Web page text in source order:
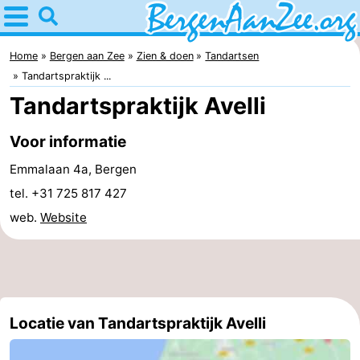
Home
Bergen
aan
Tips
kinderen
Bergen
Schoorlse
duinen
Overnachten
De
-
Home Bergen aan Zee Zien & doen
Tandartsen
Tandartspraktijk ...
Tandartspraktijk Avelli
Voor informatie
Emmalaan 4a, Bergen
tel. +31 725 817 427
web. Website
Locatie van Tandartspraktijk Avelli